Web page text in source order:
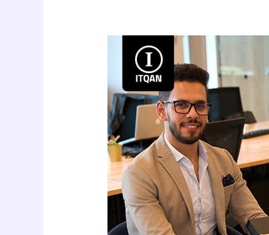
Unlocking
Opportunities:
to
Open
a
Business
Bank
Account
Dubai
Maximum